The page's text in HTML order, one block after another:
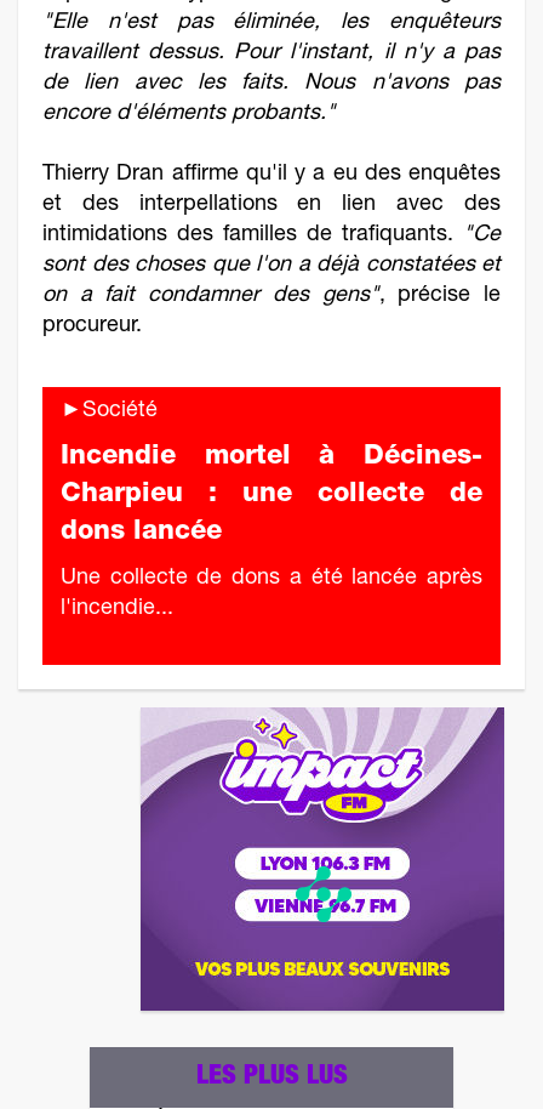
"Elle n'est pas éliminée, les enquêteurs
travaillent dessus. Pour l'instant, il n'y a pas
de lien avec les faits. Nous n'avons pas
encore d'éléments probants."
Thierry Dran affirme qu'il y a eu des enquêtes
et des interpellations en lien avec des
intimidations des familles de trafiquants.
"Ce
sont des choses que l'on a déjà constatées et
on a fait condamner des gens", précise le
procureur.
►Société
Incendie mortel à Décines-
Charpieu : une collecte de
dons lancée
Une collecte de dons a été lancée après
l'incendie...
LES PLUS LUS